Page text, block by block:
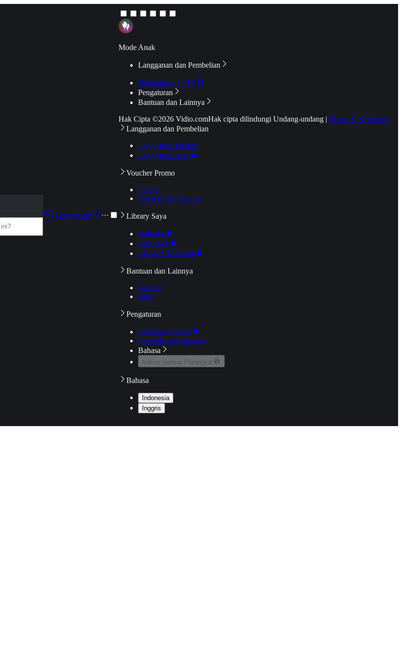
Langganan
···
Mode Anak
Langganan dan Pembelian
Hubungkan ke TV
Pengaturan
Bantuan dan Lainnya
Hak Cipta ©2026 Vidio.comHak cipta dilindungi Undang-undang | Syarat & Ketentuan
Langganan dan Pembelian
Langganan Premier
Langganan Aktif
Voucher Promo
Promo
Pakai Kode Voucher
Library Saya
Daftarku
Mengikuti
Riwayat Tontonan
Bantuan dan Lainnya
Bantuan
Blog
Pengaturan
Pengaturan Akun
Pemeriksaan Jaringan
Bahasa
Keluar Semua Perangkat
Bahasa
Indonesia
Inggris